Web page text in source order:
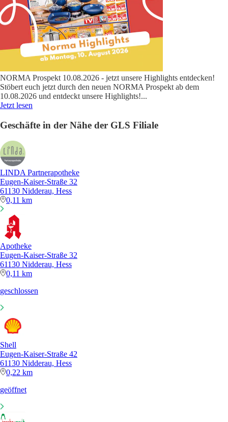
NORMA Prospekt 10.08.2026 - jetzt unsere Highlights entdecken!
Stöbert euch jetzt durch den neuen NORMA Prospekt ab dem
10.08.2026 und entdeckt unsere Highlights!...
Jetzt lesen
Geschäfte in der Nähe der GLS Filiale
LINDA Partnerapotheke
Eugen-Kaiser-Straße 32
61130 Nidderau, Hess
0,11 km
Apotheke
Eugen-Kaiser-Straße 32
61130 Nidderau, Hess
0,11 km
geschlossen
Shell
Eugen-Kaiser-Straße 42
61130 Nidderau, Hess
0,22 km
geöffnet